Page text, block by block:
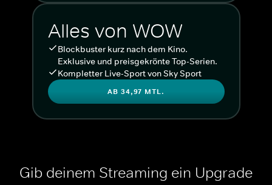
Alles von WOW
Blockbuster kurz nach dem Kino.
Exklusive und preisgekrönte Top-Serien.
Kompletter Live-Sport von Sky Sport
AB 34,97 MTL.
Gib deinem Streaming ein Upgrade